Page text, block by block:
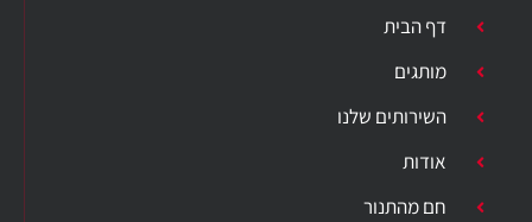
דף הבית
מותגים
השירותים שלנו
אודות
חם מהתנור